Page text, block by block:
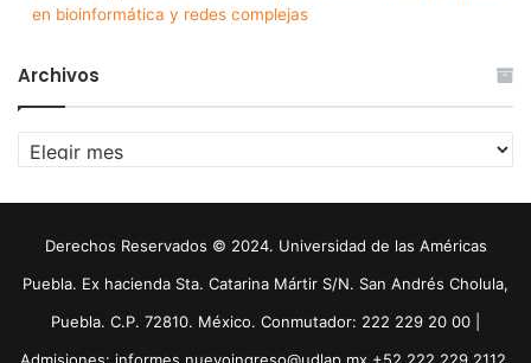
en bioinformática y redes complejas
Archivos
Archivos
Derechos Reservados © 2024. Universidad de las Américas
Puebla. Ex hacienda Sta. Catarina Mártir S/N. San Andrés Cholula,
Puebla. C.P. 72810. México. Conmutador: 222 229 20 00 |